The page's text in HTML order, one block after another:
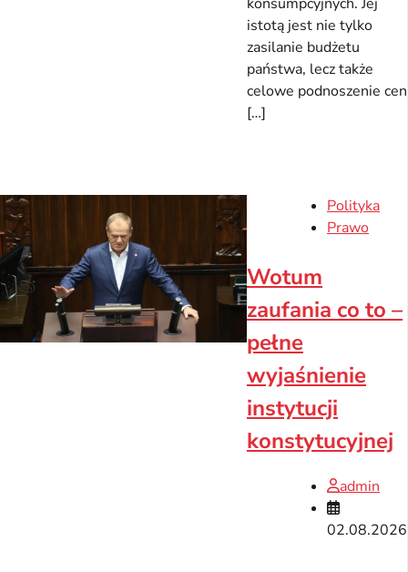
istotą jest nie tylko
zasilanie budżetu
państwa, lecz także
celowe podnoszenie cen
[…]
Polityka
Prawo
Wotum
zaufania co to –
pełne
wyjaśnienie
instytucji
konstytucyjnej
admin
02.08.2026